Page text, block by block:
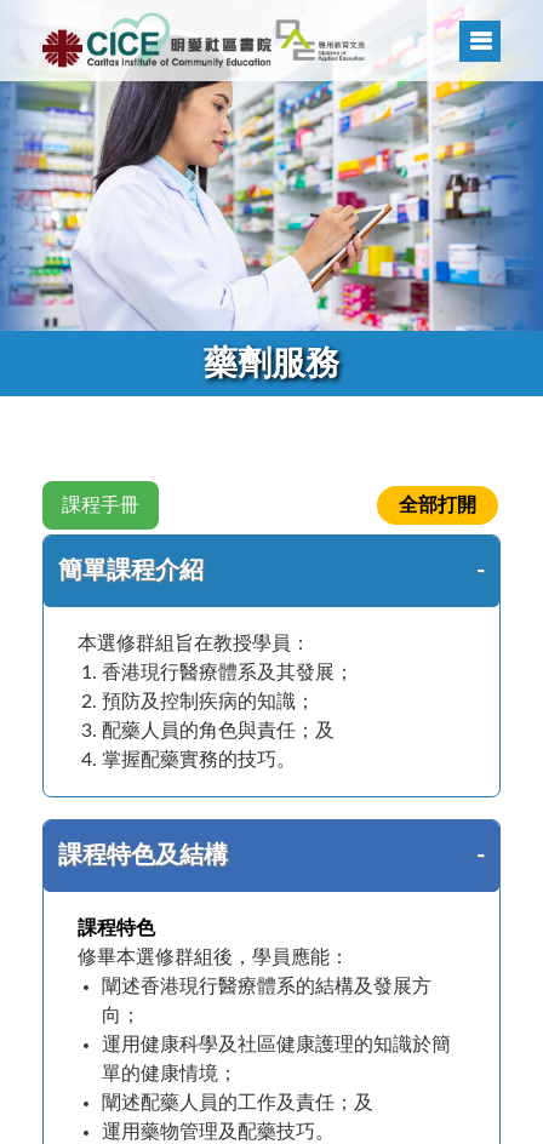
藥劑服務
課程手冊
簡單課程介紹
本選修群組旨在教授學員：
香港現行醫療體系及其發展；
預防及控制疾病的知識；
配藥人員的角色與責任；及
掌握配藥實務的技巧。
課程特色及結構
課程特色
修畢本選修群組後，學員應能：
闡述香港現行醫療體系的結構及發展方
向；
運用健康科學及社區健康護理的知識於簡
單的健康情境；
闡述配藥人員的工作及責任；及
運用藥物管理及配藥技巧。